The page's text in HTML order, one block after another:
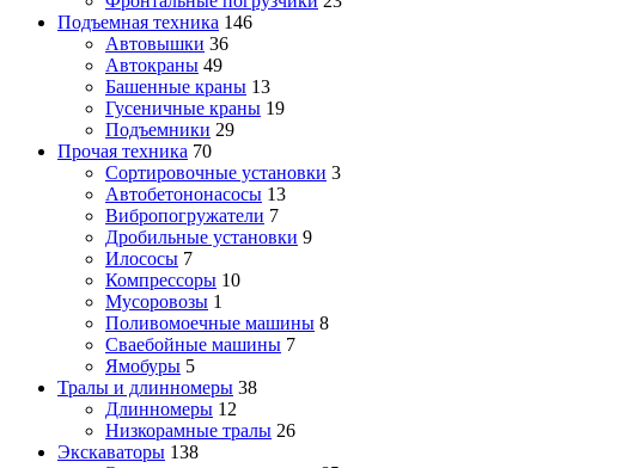
Подъемная техника 146
Автовышки 36
Автокраны 49
Башенные краны 13
Гусеничные краны 19
Подъемники 29
Прочая техника 70
Cортировочные установки 3
Автобетононасосы 13
Вибропогружатели 7
Дробильные установки 9
Илососы 7
Компрессоры 10
Мусоровозы 1
Поливомоечные машины 8
Сваебойные машины 7
Ямобуры 5
Тралы и длинномеры 38
Длинномеры 12
Низкорамные тралы 26
Экскаваторы 138